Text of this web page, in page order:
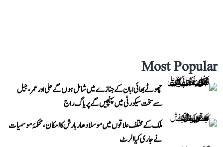
Most Popular
چھوٹے بھائی ابان کے جنازے میں شامل ہوں گے علی اور عمر، جیل
سے سخت سیکورٹی میں پہنچیں گے پریاگ راج
ملک کے مختلف علاقوں میں موسلادھار بارش کا امکان، محکمۂ موسمیات
نے جاری کیا الرٹ